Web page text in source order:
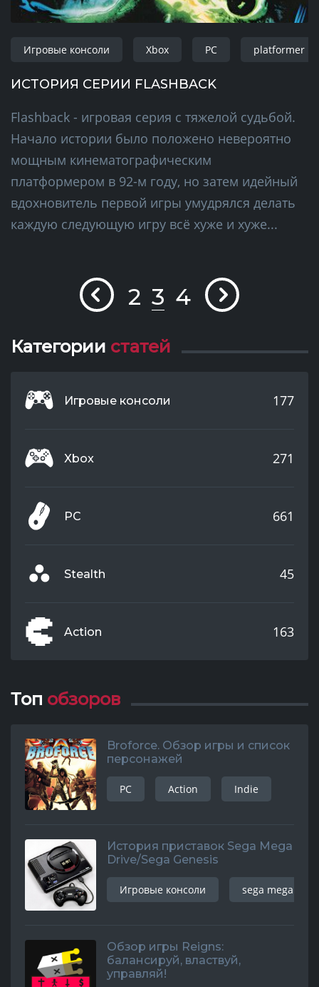
Игровые консоли Xbox PC platformer
ИСТОРИЯ СЕРИИ FLASHBACK
Flashback - игровая серия с тяжелой судьбой.
Начало истории было положено невероятно
мощным кинематографическим
платформером в 92-м году, но затем идейный
вдохновитель первой игры умудрялся делать
каждую следующую игру всё хуже и хуже...
2 3 4
Категории статей
Игровые консоли 177
Xbox 271
PC 661
Stealth 45
Action 163
Топ обзоров
Broforce. Обзор игры и список
персонажей
PC Action Indie
История приставок Sega Mega
Drive/Sega Genesis
Игровые консоли sega mega
Обзор игры Reigns:
балансируй, властвуй,
управляй!